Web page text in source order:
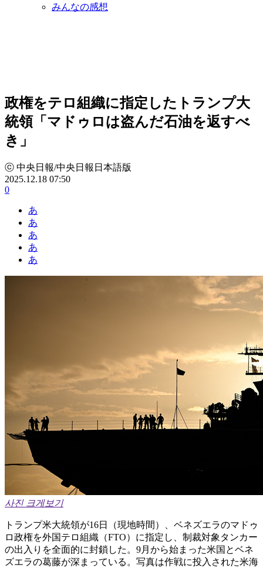
みんなの感想
政権をテロ組織に指定したトランプ大
統領「マドゥロは盗んだ石油を返すべ
き」
ⓒ 中央日報/中央日報日本語版
2025.12.18 07:50
0
あ
あ
あ
あ
あ
사진 크게보기
トランプ米大統領が16日（現地時間）、ベネズエラのマドゥ
ロ政権を外国テロ組織（FTO）に指定し、制裁対象タンカー
の出入りを全面的に封鎖した。9月から始まった米国とベネ
ズエラの葛藤が深まっている。写真は作戦に投入された米海